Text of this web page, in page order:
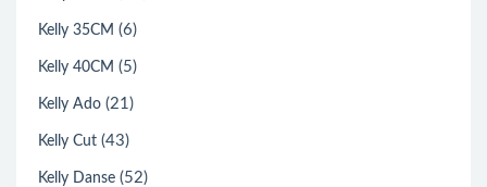
Kelly 35CM (6)
Kelly 40CM (5)
Kelly Ado (21)
Kelly Cut (43)
Kelly Danse (52)